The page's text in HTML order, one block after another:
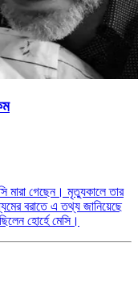
মারা গেছেন। মৃত্যুকালে তার
বরাতে এ তথ্য জানিয়েছে
হোর্হে মেসি।